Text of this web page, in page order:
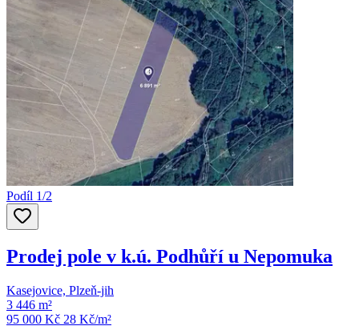
Podíl 1/2
Prodej pole v k.ú. Podhůří u Nepomuka
Kasejovice, Plzeň-jih
3 446 m²
95 000 Kč 28 Kč/m²